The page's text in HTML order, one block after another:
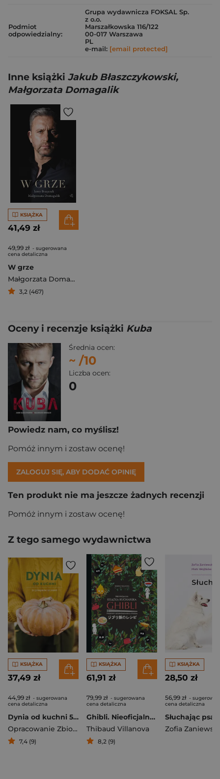
Podmiot
odpowiedzialny:
Grupa wydawnicza FOKSAL Sp.
z o.o.
Marszałkowska 116/122
00-017 Warszawa
PL
e-mail: [email protected]
Inne książki Jakub Błaszczykowski,
Małgorzata Domagalik
KSIĄŻKA
41,49 zł
49,99 zł - sugerowana
cena detaliczna
W grze
Małgorzata Domagalik
3,2 (467)
Oceny i recenzje książki Kuba
Średnia ocen:
~ /10
Liczba ocen:
0
Powiedz nam, co myślisz!
Pomóż innym i zostaw ocenę!
ZALOGUJ SIĘ, ABY DODAĆ OPINIĘ
Ten produkt nie ma jeszcze żadnych recenzji
Pomóż innym i zostaw ocenę!
Z tego samego wydawnictwa
KSIĄŻKA
37,49 zł
44,99 zł - sugerowana
cena detaliczna
Dynia od kuchni 50 przepisów na jesień
Opracowanie Zbiorowe
7,4 (9)
KSIĄŻKA
61,91 zł
79,99 zł - sugerowana
cena detaliczna
Ghibli. Nieoficjalna książka kucharska
Thibaud Villanova
8,2 (9)
KSIĄŻKA
28,50 zł
56,99 zł -
cena detaliczna
Słuchając psa
Zofia